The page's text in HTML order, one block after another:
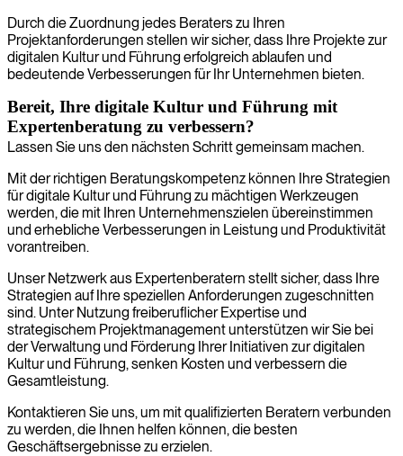
Durch die Zuordnung jedes Beraters zu Ihren
Projektanforderungen stellen wir sicher, dass Ihre Projekte zur
digitalen Kultur und Führung erfolgreich ablaufen und
bedeutende Verbesserungen für Ihr Unternehmen bieten.
Bereit, Ihre digitale Kultur und Führung mit
Expertenberatung zu verbessern?
Lassen Sie uns den nächsten Schritt gemeinsam machen.
Mit der richtigen Beratungskompetenz können Ihre Strategien
für digitale Kultur und Führung zu mächtigen Werkzeugen
werden, die mit Ihren Unternehmenszielen übereinstimmen
und erhebliche Verbesserungen in Leistung und Produktivität
vorantreiben.
Unser Netzwerk aus Expertenberatern stellt sicher, dass Ihre
Strategien auf Ihre speziellen Anforderungen zugeschnitten
sind. Unter Nutzung freiberuflicher Expertise und
strategischem Projektmanagement unterstützen wir Sie bei
der Verwaltung und Förderung Ihrer Initiativen zur digitalen
Kultur und Führung, senken Kosten und verbessern die
Gesamtleistung.
Kontaktieren Sie uns, um mit qualifizierten Beratern verbunden
zu werden, die Ihnen helfen können, die besten
Geschäftsergebnisse zu erzielen.